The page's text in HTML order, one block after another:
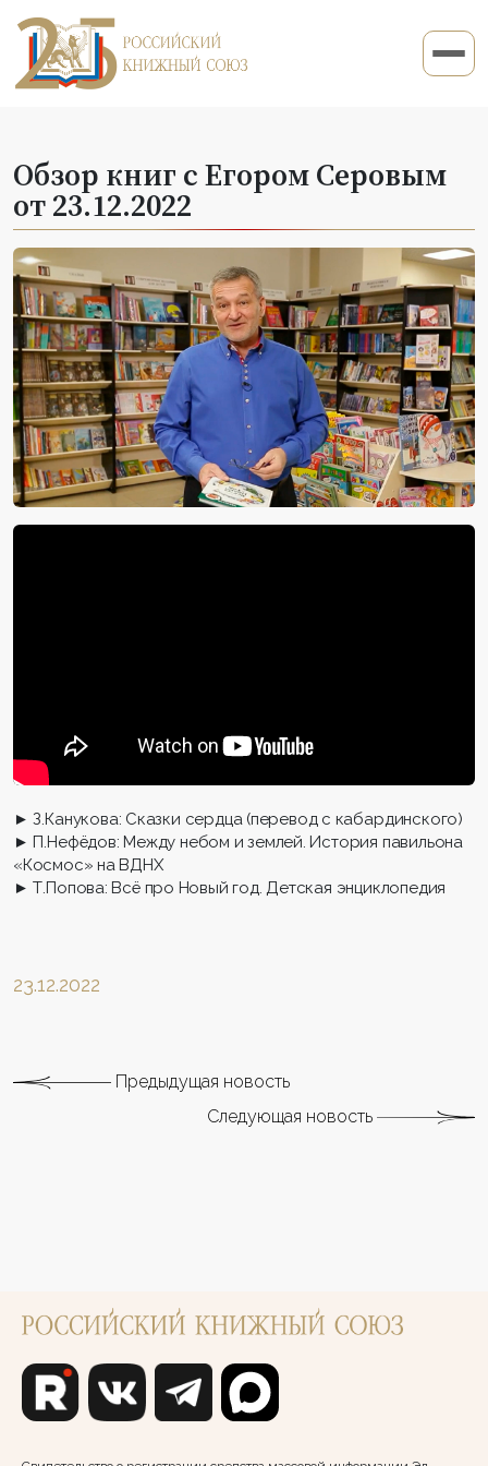
Обзор книг с Егором Серовым
от 23.12.2022
► З.Канукова: Сказки сердца (перевод с кабардинского)
► П.Нефёдов: Между небом и землей. История павильона
«Космос» на ВДНХ
► Т.Попова: Всё про Новый год. Детская энциклопедия
23.12.2022
Предыдущая новость
Следующая новость